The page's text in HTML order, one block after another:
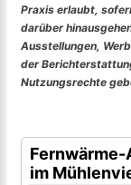
Praxis erlaubt,
darüber
Ausstellungen,
der
Nutzungsrechte
im